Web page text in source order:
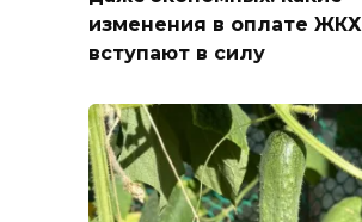
изменения в оплате ЖКХ
вступают в силу